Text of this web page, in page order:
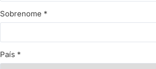
Sobrenome *
País *